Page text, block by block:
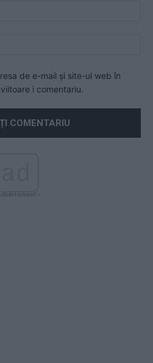
de e-mail și site-ul web în
i comentariu.
-